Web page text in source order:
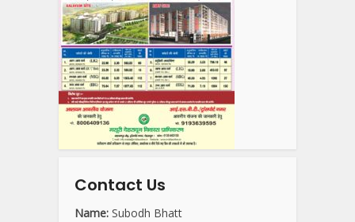
Contact Us
Name: Subodh Bhatt